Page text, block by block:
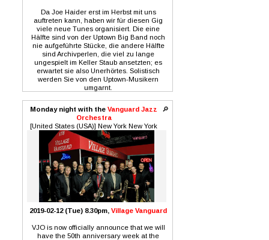
Da Joe Haider erst im Herbst mit uns
auftreten kann, haben wir für diesen Gig
viele neue Tunes organisiert. Die eine
Hälfte sind von der Uptown Big Band noch
nie aufgeführte Stücke, die andere Hälfte
sind Archivperlen, die viel zu lange
ungespielt im Keller Staub ansetzten; es
erwartet sie also Unerhörtes. Solistisch
werden Sie von den Uptown-Musikern
umgarnt.
🔎
Monday night with the Vanguard Jazz
Orchestra
[United States (USA)] New York New York
2019-02-12 (Tue) 8.30pm,Village Vanguard
VJO is now officially announce that we will
have the 50th anniversary week at the